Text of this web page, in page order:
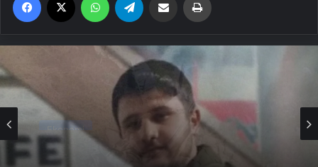
Ekonomi
Ekonomi
Hakkari’de 17 yaşındaki genç akıntıya
kapıldı: Arama çalışması başlatıldı!